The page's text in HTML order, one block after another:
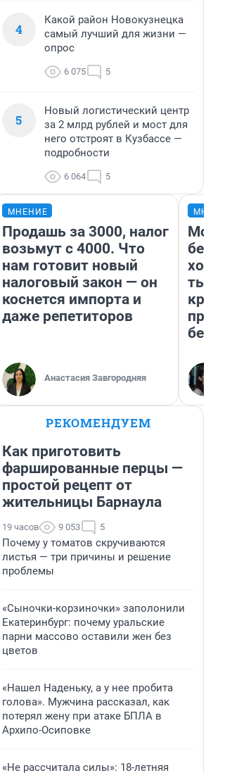
4
Какой район Новокузнецка
самый лучший для жизни —
опрос
6 075 5
5
Новый логистический центр
за 2 млрд рублей и мост для
него отстроят в Кузбассе —
подробности
6 064 5
МНЕНИЕ
Продашь за 3000, налог
возьмут с 4000. Что
нам готовит новый
налоговый закон — он
коснется импорта и
даже репетиторов
Анастасия Завгородняя
Мой
РЕКОМЕНДУЕМ
Как приготовить
фаршированные перцы —
простой рецепт от
жительницы Барнаула
19 часов 9 053 5
Почему у томатов скручиваются
листья — три причины и решение
проблемы
«Сыночки-корзиночки» заполонили
Екатеринбург: почему уральские
парни массово оставили жен без
цветов
«Нашел Наденьку, а у нее пробита
голова». Мужчина рассказал, как
потерял жену при атаке БПЛА в
Архипо-Осиповке
«Не рассчитала силы»: 18-летняя